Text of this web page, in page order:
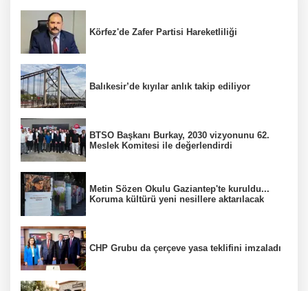
Körfez'de Zafer Partisi Hareketliliği
Balıkesir’de kıyılar anlık takip ediliyor
BTSO Başkanı Burkay, 2030 vizyonunu 62.
Meslek Komitesi ile değerlendirdi
Metin Sözen Okulu Gaziantep'te kuruldu...
Koruma kültürü yeni nesillere aktarılacak
CHP Grubu da çerçeve yasa teklifini imzaladı